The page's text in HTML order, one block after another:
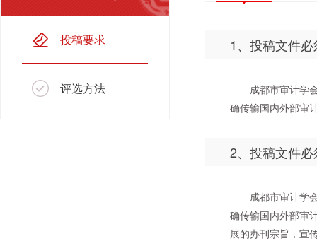
投稿要求
评选方法
1、投稿文件
成都市审计学
确传输国内外部审
2、投稿文件
成都市审计学
确传输国内外部审
展的办刊宗旨，宣